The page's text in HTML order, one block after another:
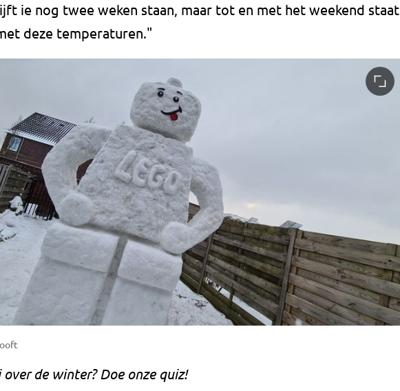
ie nog twee weken staan, maar tot en met het weekend staat
deze temperaturen."
de winter? Doe onze quiz!